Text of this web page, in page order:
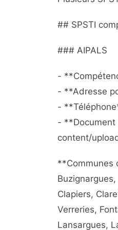
## SPSTI
### AIPALS
-
- **Adresse
-
- **Document
content/
**Communes
Clapiers,
Verreries,
Lansargues,